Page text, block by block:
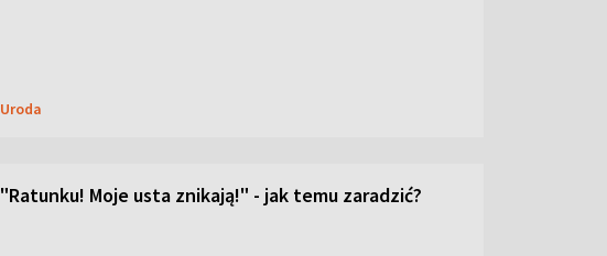
Uroda
"Ratunku! Moje usta znikają!" - jak temu zaradzić?